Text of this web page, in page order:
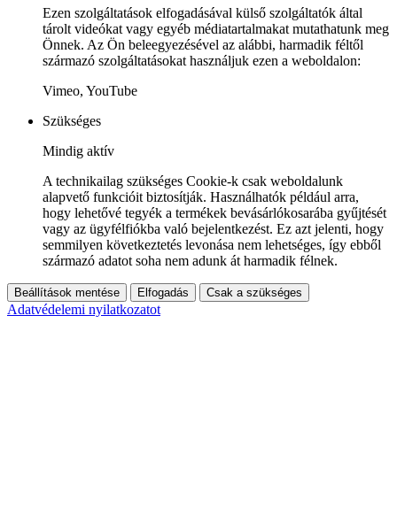
Ezen szolgáltatások elfogadásával külső szolgáltatók által
tárolt videókat vagy egyéb médiatartalmakat mutathatunk meg
Önnek. Az Ön beleegyezésével az alábbi, harmadik féltől
származó szolgáltatásokat használjuk ezen a weboldalon:
Vimeo, YouTube
Szükséges
Mindig aktív
A technikailag szükséges Cookie-k csak weboldalunk
alapvető funkcióit biztosítják. Használhatók például arra,
hogy lehetővé tegyék a termékek bevásárlókosarába gyűjtését
vagy az ügyfélfiókba való bejelentkezést. Ez azt jelenti, hogy
semmilyen következtetés levonása nem lehetséges, így ebből
származó adatot soha nem adunk át harmadik félnek.
Beállítások mentése Elfogadás Csak a szükséges
Adatvédelemi nyilatkozatot